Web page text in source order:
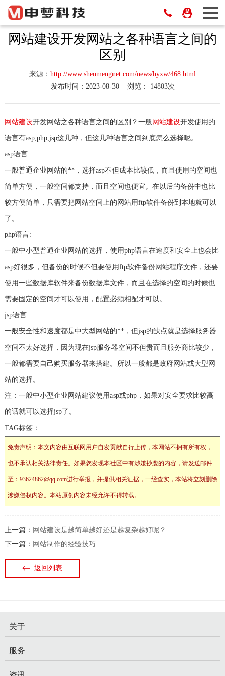
网站建设开发网站之各种语言之间的
区别
来源： http://www.shenmengnet.com/news/hyxw/468.html
发布时间：2023-08-30
浏览： 14803次
网站建设开发网站之各种语言之间的区别？一般网站建设开发使用的
语言有asp,php,jsp这几种，但这几种语言之间到底怎么选择呢。
asp语言:
一般普通企业网站的**，选择asp不但成本比较低，而且使用的空间也
简单方便，一般空间都支持，而且空间也便宜。在以后的备份中也比
较方便简单，只需要把网站空间上的网站用ftp软件备份到本地就可以
了。
php语言:
一般中小型普通企业网站的选择，使用php语言在速度和安全上也会比
asp好很多，但备份的时候不但要使用ftp软件备份网站程序文件，还要
使用一些数据库软件来备份数据库文件，而且在选择的空间的时候也
需要固定的空间才可以使用，配置必须相配才可以。
jsp语言:
一般安全性和速度都是中大型网站的**，但jsp的缺点就是选择服务器
空间不太好选择，因为现在jsp服务器空间不但贵而且服务商比较少，
一般都需要自己购买服务器来搭建。所以一般都是政府网站或大型网
站的选择。
注：一般中小型企业网站建议使用asp或php，如果对安全要求比较高
的话就可以选择jsp了。
TAG标签：
免责声明：本文内容由互联网用户自发贡献自行上传，本网站不拥有所有权，
也不承认相关法律责任。如果您发现本社区中有涉嫌抄袭的内容，请发送邮件
至：93624862@qq.com进行举报，并提供相关证据，一经查实，本站将立刻删除
涉嫌侵权内容。本站原创内容未经允许不得转载。
上一篇： 网站建设是越简单越好还是越复杂越好呢？
下一篇： 网站制作的经验技巧
返回列表
关于
服务